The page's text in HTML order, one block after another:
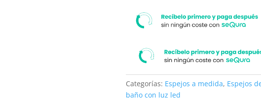
Espejo
cantidad
Categorías: Espejos a medida, Espejos
baño con luz led